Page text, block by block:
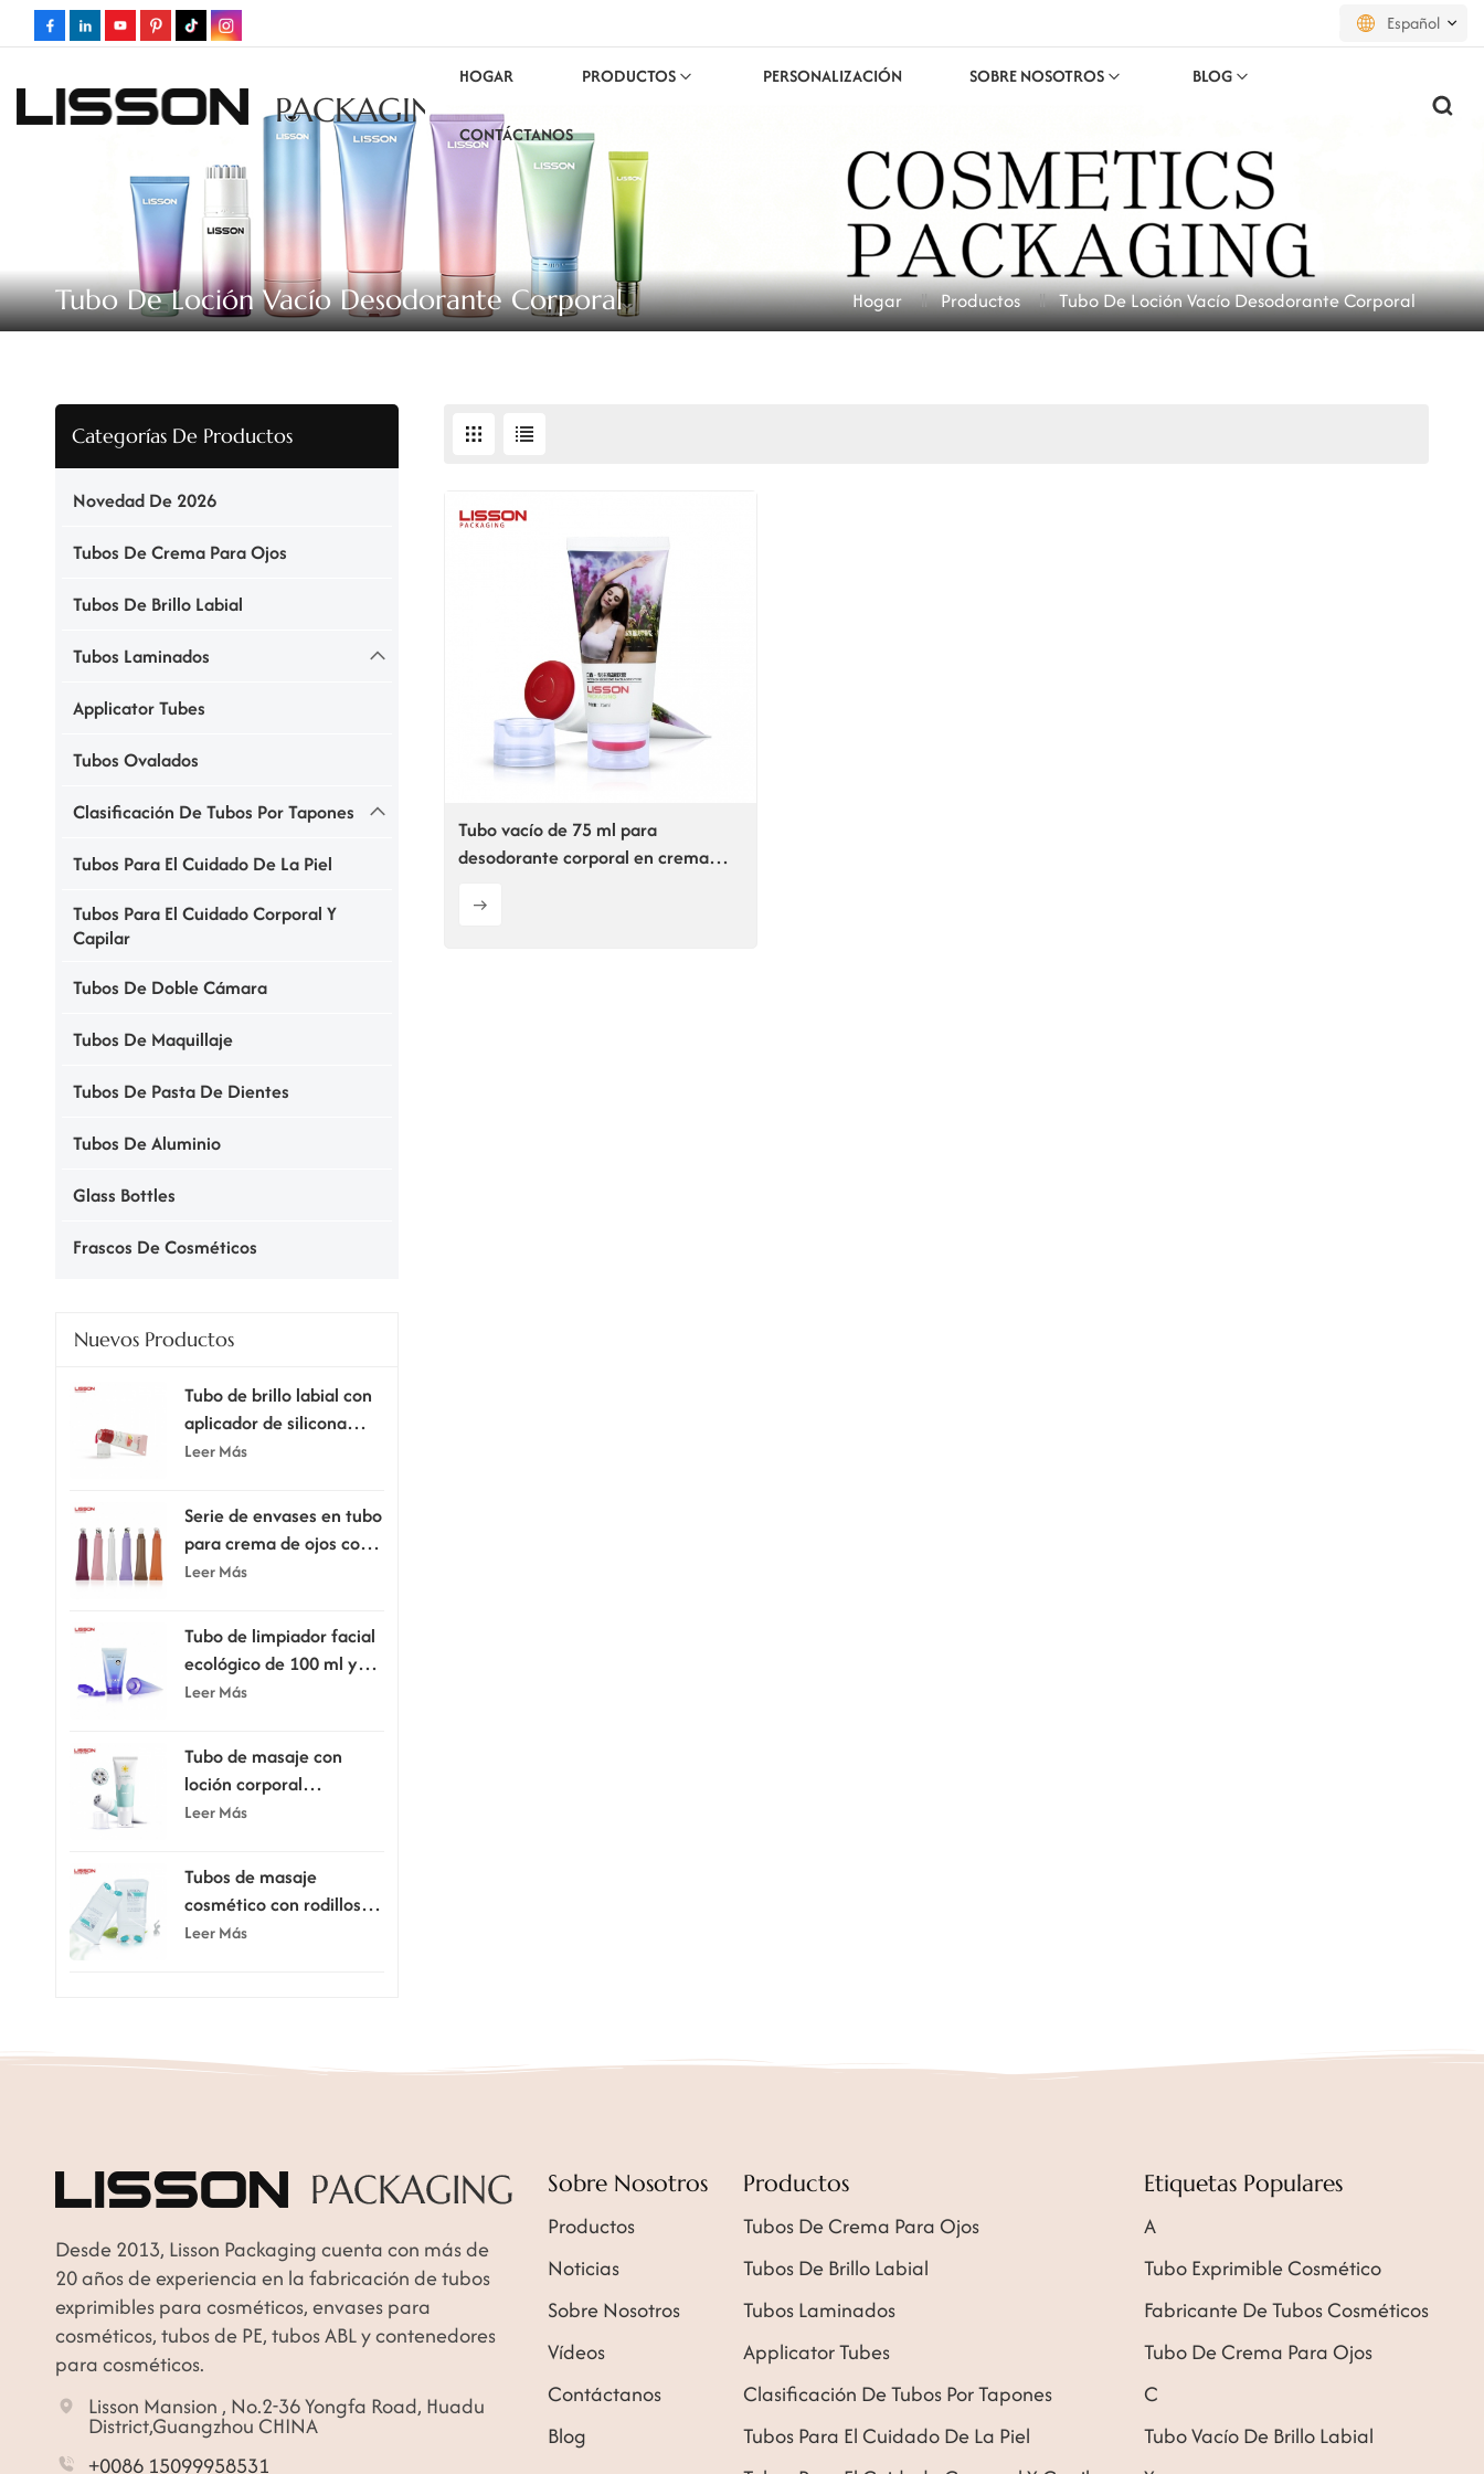
Español
русский
español
português
PACKAGING
HOGAR PRODUCTOS PERSONALIZACIÓN SOBRE NOSOTROS BLOG
CONTÁCTANOS
Tubo De Loción Vacío Desodorante Corporal Hogar Productos Tubo De Loción Vacío Desodorante Corporal
Categorías De Productos
Novedad De 2026
Tubos De Crema Para Ojos
Tubos De Brillo Labial
Tubos Laminados
Applicator Tubes
Tubos Ovalados
Clasificación De Tubos Por Tapones
Tubos Para El Cuidado De La Piel
Tubos Para El Cuidado Corporal Y
Capilar
Tubos De Doble Cámara
Tubos De Maquillaje
Tubos De Pasta De Dientes
Tubos De Aluminio
Glass Bottles
Frascos De Cosméticos
Nuevos Productos
Tubo de brillo labial con
aplicador de silicona
supersuave.
Leer Más
Serie de envases en tubo
para crema de ojos con
cabezal aplicador
Leer Más
Tubo de limpiador facial
ecológico de 100 ml y
120 ml con tapa
Leer Más
Tubo de masaje con
loción corporal
raspadora de 80 ml y
Leer Más
Tubos de masaje
cosmético con rodillos
dobles de silicona de 150
Leer Más
Tubo vacío de 75 ml para
desodorante corporal en crema
Desde 2013, Lisson Packaging cuenta con más de
20 años de experiencia en la fabricación de tubos
exprimibles para cosméticos, envases para
cosméticos, tubos de PE, tubos ABL y contenedores
para cosméticos.
Lisson Mansion , No.2-36 Yongfa Road, Huadu
District,Guangzhou CHINA
+0086 15099958531
Sobre Nosotros
Productos
Noticias
Sobre Nosotros
Vídeos
Contáctanos
Blog
Productos
Tubos De Crema Para Ojos
Tubos De Brillo Labial
Tubos Laminados
Applicator Tubes
Clasificación De Tubos Por Tapones
Tubos Para El Cuidado De La Piel
Etiquetas Populares
A
Tubo Exprimible Cosmético
Fabricante De Tubos Cosméticos
Tubo De Crema Para Ojos
C
Tubo Vacío De Brillo Labial